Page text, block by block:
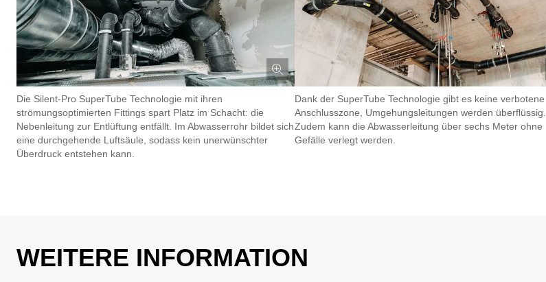
Die Silent-Pro SuperTube Technologie mit ihren
strömungsoptimierten Fittings spart Platz im Schacht: die
Nebenleitung zur Entlüftung entfällt. Im Abwasserrohr bildet sich
eine durchgehende Luftsäule, sodass kein unerwünschter
Überdruck entstehen kann.
Dank der SuperTube Technologie gibt es keine verbotene
Anschlusszone, Umgehungsleitungen werden überflüssig.
Zudem kann die Abwasserleitung über sechs Meter ohne
Gefälle verlegt werden.
WEITERE INFORMATION